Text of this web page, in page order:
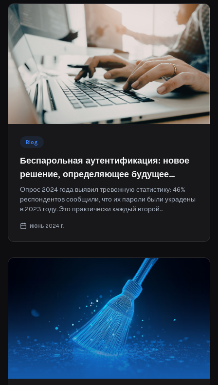
Blog
Беспарольная аутентификация: новое
решение, определяющее будущее
интернет-безопасности
Опрос 2024 года выявил тревожную статистику: 46%
респондентов сообщили, что их пароли были украдены
в 2023 году. Это практически каждый второй
июнь 2024 г.